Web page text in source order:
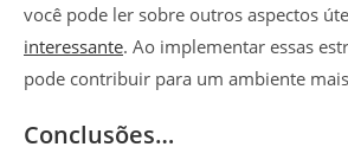
você pode ler sobre outros aspectos
interessante. Ao implementar essas
pode contribuir para um ambiente
Conclusões…